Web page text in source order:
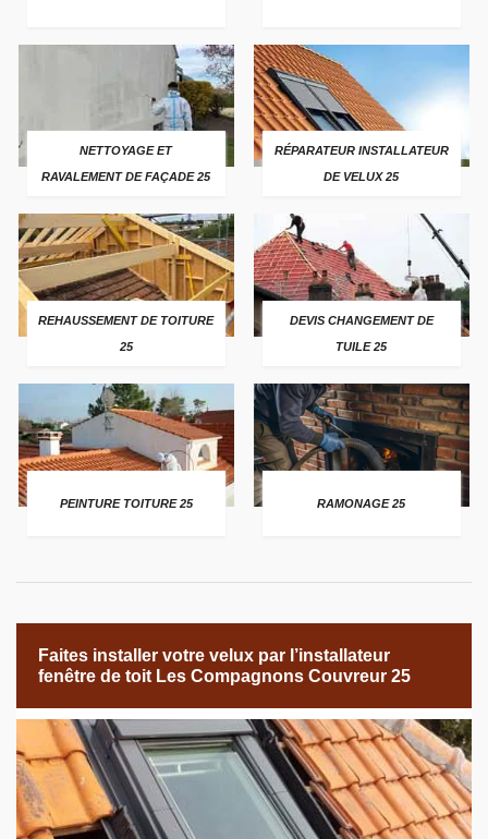
NETTOYAGE ET
RAVALEMENT DE FAÇADE 25
RÉPARATEUR INSTALLATEUR
DE VELUX 25
REHAUSSEMENT DE TOITURE
25
DEVIS CHANGEMENT DE
TUILE 25
PEINTURE TOITURE 25 RAMONAGE 25
Faites installer votre velux par l’installateur
fenêtre de toit Les Compagnons Couvreur 25